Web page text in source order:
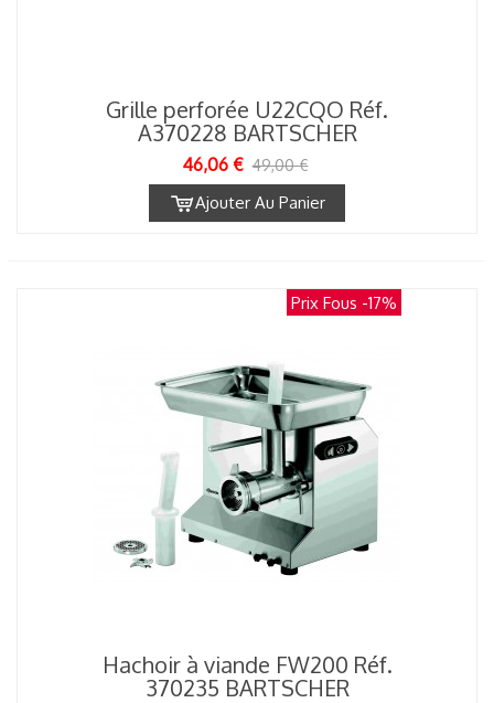
Grille perforée U22CQO Réf.
A370228 BARTSCHER
46,06 € 49,00 €
Ajouter Au Panier
Prix Fous -17%
Hachoir à viande FW200 Réf.
370235 BARTSCHER